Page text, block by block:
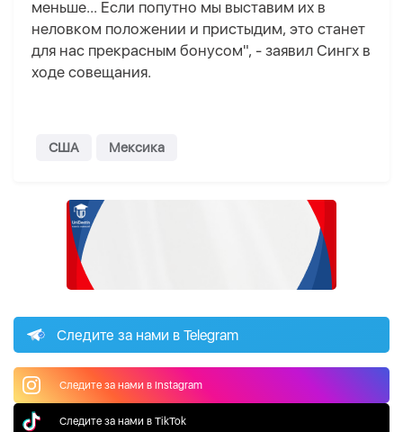
меньше... Если попутно мы выставим их в
неловком положении и пристыдим, это станет
для нас прекрасным бонусом", - заявил Сингх в
ходе совещания.
США Мексика
Следите за нами в Telegram
Следите за нами в Instagram
Следите за нами в TikTok